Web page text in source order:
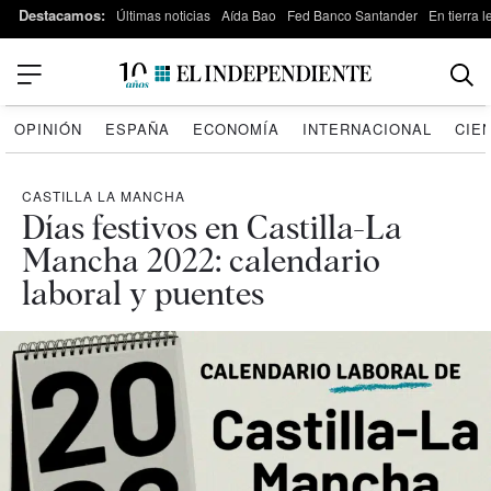
Destacamos: Últimas noticias Aída Bao Fed Banco Santander En tierra
OPINIÓN ESPAÑA ECONOMÍA INTERNACIONAL
CASTILLA LA MANCHA
Días festivos en Castilla-La
Mancha 2022: calendario
laboral y puentes